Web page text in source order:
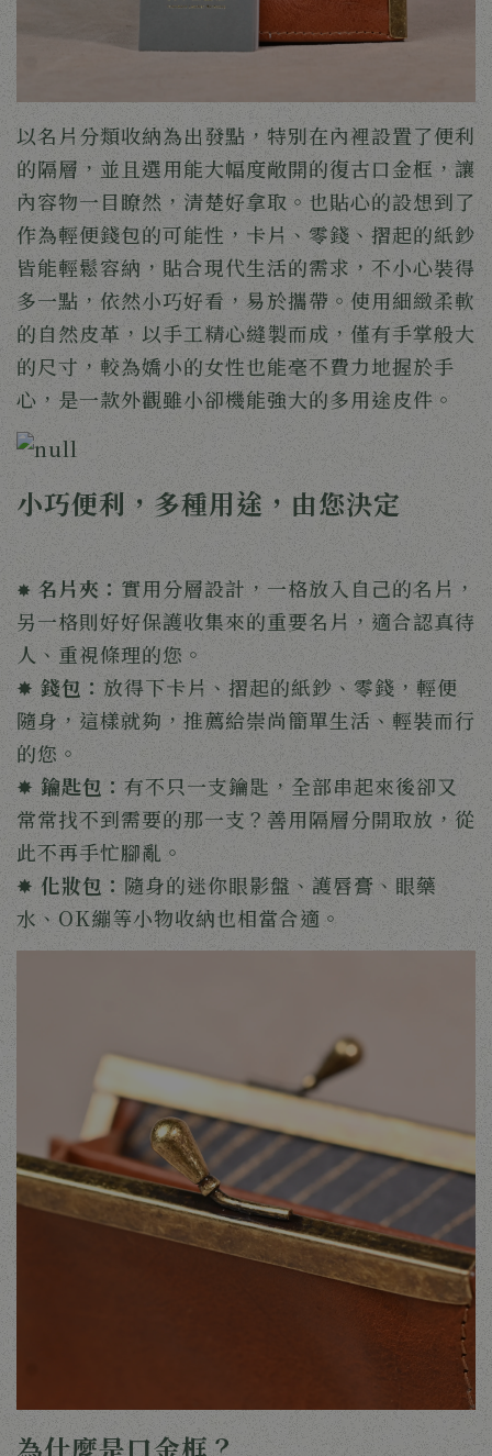
以名片分類收納為出發點，特別在內裡設置了便利
的隔層，並且選用能大幅度敞開的復古口金框，讓
內容物一目瞭然，清楚好拿取。也貼心的設想到了
作為輕便錢包的可能性，卡片、零錢、摺起的紙鈔
皆能輕鬆容納，貼合現代生活的需求，不小心裝得
多一點，依然小巧好看，易於攜帶。使用細緻柔軟
的自然皮革，以手工精心縫製而成，僅有手掌般大
的尺寸，較為嬌小的女性也能毫不費力地握於手
心，是一款外觀雖小卻機能強大的多用途皮件。
小巧便利，多種用途，由您決定
✸ 名片夾： 實用分層設計，一格放入自己的名片，
另一格則好好保護收集來的重要名片，適合認真待
人、重視條理的您。
✸ 錢包： 放得下卡片、摺起的紙鈔、零錢，輕便
隨身，這樣就夠，推薦給崇尚簡單生活、輕裝而行
的您。
✸ 鑰匙包： 有不只一支鑰匙，全部串起來後卻又
常常找不到需要的那一支？善用隔層分開取放，從
此不再手忙腳亂。
✸ 化妝包： 隨身的迷你眼影盤、護唇膏、眼藥
水、OK繃等小物收納也相當合適。
為什麼是口金框？